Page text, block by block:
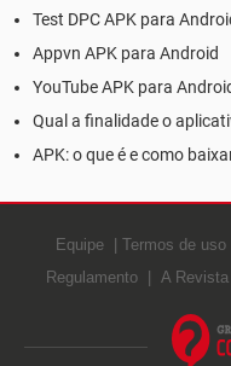
Test DPC APK para
Appvn APK para Android
YouTube APK para
Qual a finalidade o
APK: o que é e como
Equipe Termos de uso
Regulamento
A